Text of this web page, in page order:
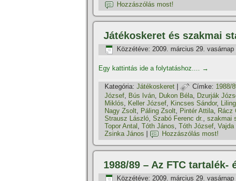
Hozzászólás most!
Játékoskeret és szakmai
Közzétéve: 2009. március 29. vasárnap
Egy kattintás ide a folytatáshoz.... →
Kategória: Játékoskeret Címke: 1988/
József, Bús Iván, Dukon Béla, Dzurják
Miklós, Keller József, Kincses Sándor,
Nagy Zsolt, Páling Zsolt, Pintér Attila, Rácz
Strausz László, Szabó Ferenc dr., szakmai
Topor Antal , Tóth János, Tóth József,
Zsinka János
Hozzászólás most!
1988/89 – Az FTC
Közzétéve: 2009. március 29. vasárnap